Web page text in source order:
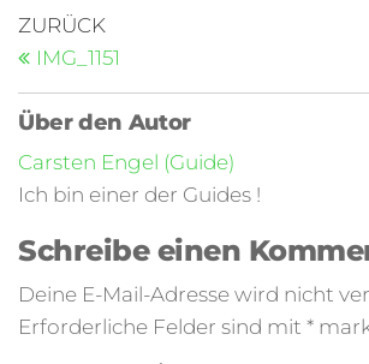
ZURÜCK
IMG_1151
Über den Autor
Carsten Engel (Guide)
Ich bin einer der Guides !
Schreibe einen
Deine E-Mail-Adresse wird nicht
Erforderliche Felder sind mit *